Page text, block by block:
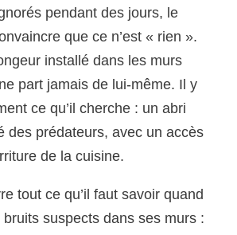
pendant des jours, le
que ce n’est « rien ».
installé dans les murs
part jamais de lui-même. Il y
ce qu’il cherche : un abri
des prédateurs, avec un accès
de la cuisine.
tout ce qu’il faut savoir quand
suspects dans ses murs :